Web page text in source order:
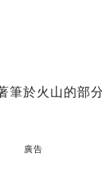
筆於火山的部
廣告